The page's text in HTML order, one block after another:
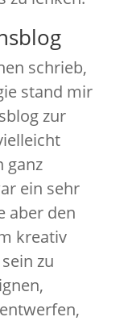
schrieb,
stand mir
zur
ganz
ein sehr
aber den
kreativ
zu